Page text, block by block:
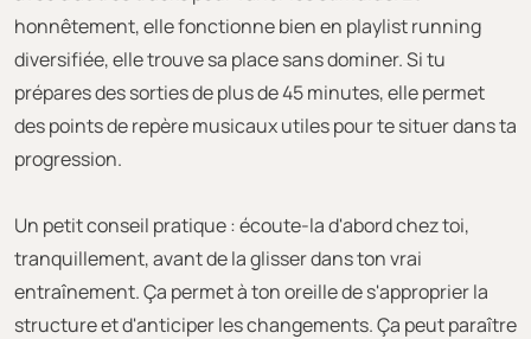
honnêtement, elle fonctionne bien en playlist running
diversifiée, elle trouve sa place sans dominer. Si tu
prépares des sorties de plus de 45 minutes, elle permet
des points de repère musicaux utiles pour te situer dans ta
progression.
Un petit conseil pratique : écoute-la d'abord chez toi,
tranquillement, avant de la glisser dans ton vrai
entraînement. Ça permet à ton oreille de s'approprier la
structure et d'anticiper les changements. Ça peut paraître